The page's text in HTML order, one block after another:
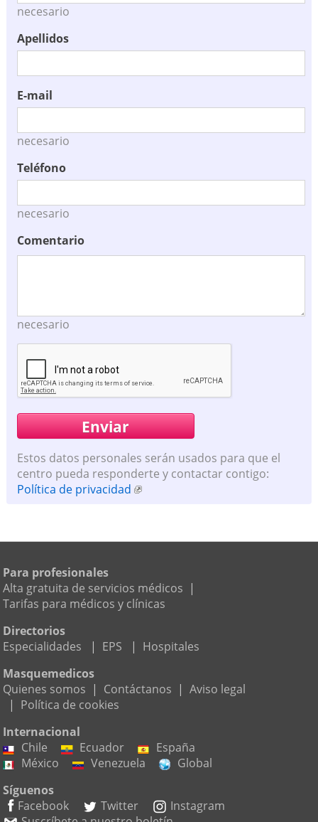
necesario
Apellidos
E-mail
necesario
Teléfono
necesario
Comentario
necesario
Estos datos personales serán usados para que el
centro pueda responderte y contactar contigo:
Política de privacidad
Para profesionales
Alta gratuita de servicios médicos |
Tarifas para médicos y clínicas
Directorios
Especialidades
| EPS | Hospitales
Masquemedicos
Quienes somos | Contáctanos | Aviso legal
| Política de cookies
Internacional
Chile
Ecuador
España
México
Venezuela
Global
Síguenos
Facebook
Twitter
Instagram